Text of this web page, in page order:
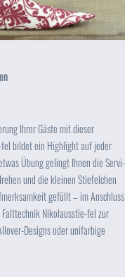
Ihrer Gäste mit dieser
bildet ein Highlight auf jeder
Übung gelingt Ihnen die Servi-
und die kleinen Stiefelchen
gefüllt – im Anschluss
Nikolausstie-fel zur
Designs oder unifarbige